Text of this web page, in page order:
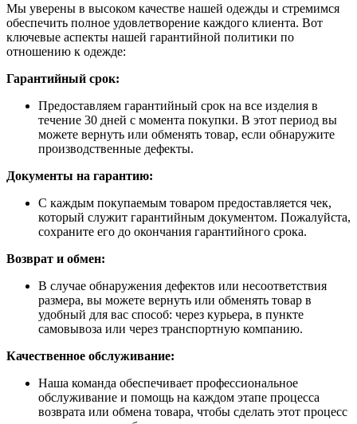
Мы уверены в высоком качестве нашей одежды и стремимся
обеспечить полное удовлетворение каждого клиента. Вот
ключевые аспекты нашей гарантийной политики по
отношению к одежде:
Гарантийный срок:
Предоставляем гарантийный срок на все изделия в
течение 30 дней с момента покупки. В этот период вы
можете вернуть или обменять товар, если обнаружите
производственные дефекты.
Документы на гарантию:
С каждым покупаемым товаром предоставляется чек,
который служит гарантийным документом. Пожалуйста,
сохраните его до окончания гарантийного срока.
Возврат и обмен:
В случае обнаружения дефектов или несоответствия
размера, вы можете вернуть или обменять товар в
удобный для вас способ: через курьера, в пункте
самовывоза или через транспортную компанию.
Качественное обслуживание:
Наша команда обеспечивает профессиональное
обслуживание и помощь на каждом этапе процесса
возврата или обмена товара, чтобы сделать этот процесс